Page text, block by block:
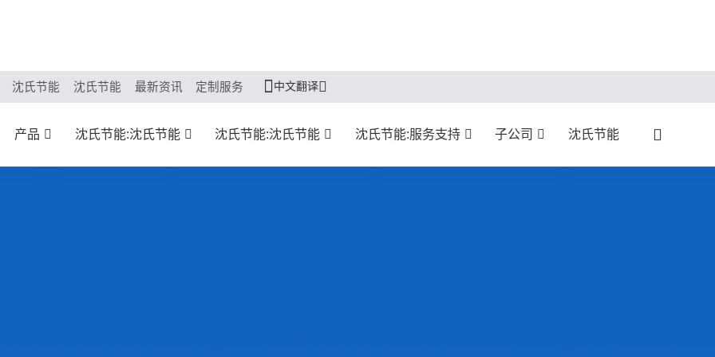
沈氏节能 沈氏节能 最新资讯 定制服务 中文翻译
产品 沈氏节能:沈氏节能 沈氏节能:沈氏节能 沈氏节能:服务支持 子公司 沈氏节能